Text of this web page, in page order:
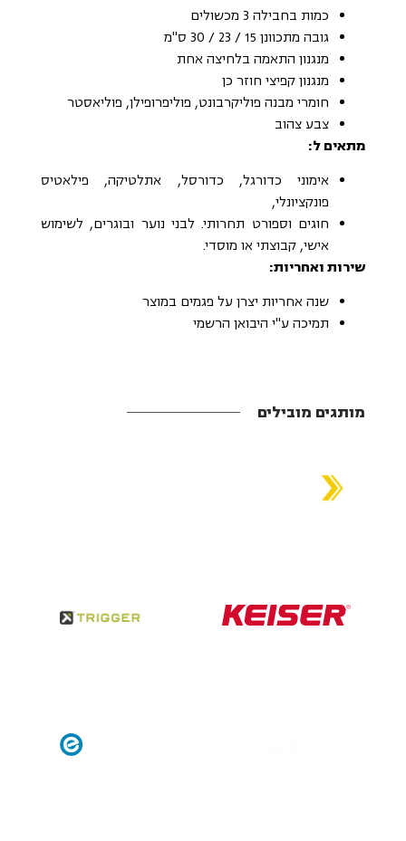
כמות בחבילה 3 מכשולים
גובה מתכוונן 15 / 23 / 30 ס"מ
מנגנון התאמה בלחיצה אחת
מנגנון קפיצי חוזר כן
חומרי מבנה פוליקרבונט, פוליפרופילן, פוליאסטר
צבע צהוב
מתאים ל:
אימוני כדורגל, כדורסל, אתלטיקה, פילאטיס
פונקציונלי,
חוגים וספורט תחרותי. לבני נוער ובוגרים, לשימוש
אישי, קבוצתי או מוסדי.
שירות ואחריות:
שנה אחריות יצרן על פגמים במוצר
תמיכה ע"י היבואן הרשמי
מותגים מובילים